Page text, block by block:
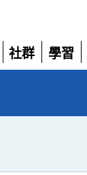
社群
展
學習
展